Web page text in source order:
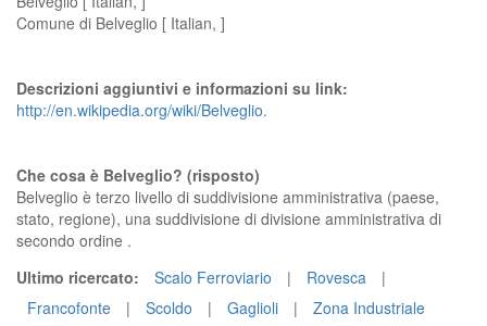
Comune di Belveglio [ Italian, ]
Descrizioni aggiuntivi e informazioni su link:
http://en.wikipedia.org/wiki/Belveglio.
Che cosa è Belveglio? (risposto)
Belveglio è terzo livello di suddivisione amministrativa (paese,
stato, regione), una suddivisione di divisione amministrativa di
secondo ordine .
Ultimo ricercato:
Scalo Ferroviario | Rovesca
|
Francofonte
| Scoldo | Gaglioli |
Zona Industriale